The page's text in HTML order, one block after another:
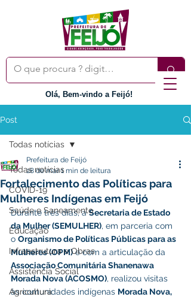
Olá, Bem-vindo a Feijó!
Post
Todas notícias
COVID-19
Saúde e Saneamento
Educação
Infraestrutura e Obras
Assistência Social
Agricultura
Todas notícias
Fortalecimento das Políticas para
Mulheres Indígenas em Feijó
Prefeitura de Feijó
28 de mar.1 min de leitura
Durante três dias, a Secretaria de Estado
da Mulher (SEMULHER), em parceria com
o Organismo de Políticas Públicas para as
Mulheres (OPM) e com a articulação da
Associação Comunitária Shanenawa
Morada Nova (ACOSMO), realizou visitas
às comunidades indígenas Morada Nova,